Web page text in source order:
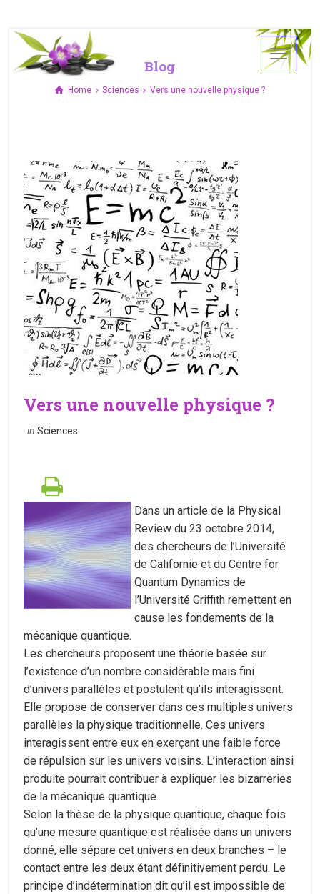
Blog
Home Sciences Vers une nouvelle physique ?
Vers une nouvelle physique ?
inSciences
Dans un article de la Physical
Review du 23 octobre 2014,
des chercheurs de l’Université
de Californie et du Centre for
Quantum Dynamics de
l’Université Griffith remettent en
cause les fondements de la
mécanique quantique.
Les chercheurs proposent une théorie basée sur
l’existence d’un nombre considérable mais fini
d’univers parallèles et postulent qu’ils interagissent.
Elle propose de conserver dans ces multiples univers
parallèles la physique traditionnelle. Ces univers
interagissent entre eux en exerçant une faible force
de répulsion sur les univers voisins. L’interaction ainsi
produite pourrait contribuer à expliquer les bizarreries
de la mécanique quantique.
Selon la thèse de la physique quantique, chaque fois
qu’une mesure quantique est réalisée dans un univers
donné, elle sépare cet univers en deux branches – le
contact entre les deux étant définitivement perdu. Le
principe d’indétermination dit qu’il est impossible de